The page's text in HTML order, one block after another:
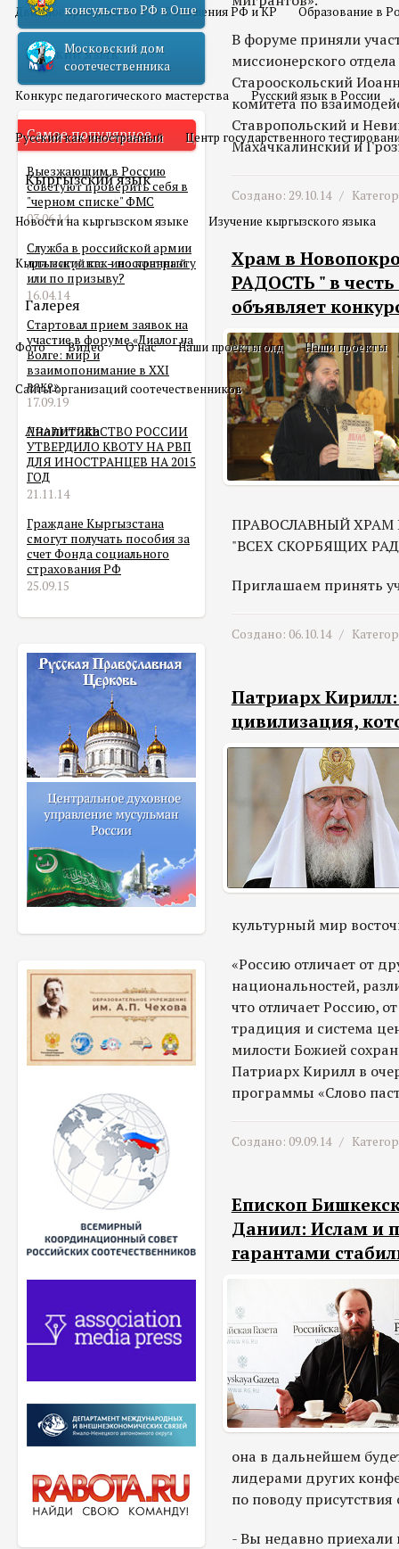
Двойное гражданство Отношения РФ и КР Образование в
Русский язык
Конкурс педагогического мастерства Русский язык в России
Русский как иностранный Центр государственного
Кыргызский язык
Новости на кыргызском языке Изучение кыргызского языка
Кыргызский как иностранный
Галерея
Фото Видео О нас Наши проекты олд Наши проекты
Сайты организаций соотечественников
Аналитика
консульство РФ в Оше
Московский дом
соотечественника
Самое популярное
Выезжающим в Россию
советуют проверить себя в
"черном списке" ФМС
03.06.14
Служба в российской армии
для мигранта – по контракту
или по призыву?
16.04.14
Стартовал прием заявок на
участие в форуме «Диалог на
Волге: мир и
взаимопонимание в XXI
веке»
17.09.19
ПРАВИТЕЛЬСТВО РОССИИ
УТВЕРДИЛО КВОТУ НА РВП
ДЛЯ ИНОСТРАНЦЕВ НА 2015
ГОД
21.11.14
Граждане Кыргызстана
смогут получать пособия за
счет Фонда социального
страхования РФ
25.09.15
В форуме приняли
миссионерского
Старооскольский
комитета по
Ставропольский и
Махачкалинский и
Создано: 29.10.14 /
Храм в
РАДОСТЬ " в
объявляет
ПРАВОСЛАВНЫЙ
"ВСЕХ СКОРБЯЩИХ
Приглашаем принять
Создано: 06.10.14 /
Патриарх
цивилизация,
культурный мир
«Россию отличает от
национальностей,
что отличает Россию,
традиция и система
милости Божией
Патриарх Кирилл в
программы «Слово
Создано: 09.09.14 /
Епископ
Даниил: Ислам и
гарантами
она в дальнейшем
лидерами других
по поводу присутствия
- Вы недавно приехали